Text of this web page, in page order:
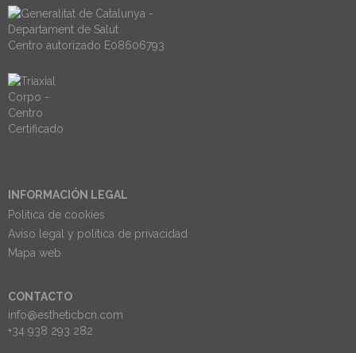
Centro autorizado E08606793
INFORMACIÓN LEGAL
Politica de cookies
Aviso legal y política de privacidad
Mapa web
CONTACTO
info@estheticbcn.com
+34 938 293 282